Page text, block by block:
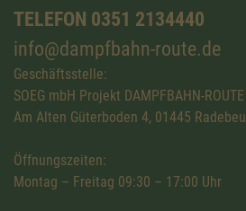
TELEFON 0351 2134440
info@dampfbahn-route.de
Geschäftsstelle:
SOEG mbH Projekt DAMPFBAHN-ROUTE
Am Alten Güterboden 4, 01445 Radebeul
Öffnungszeiten:
Montag – Freitag 09:30 – 17:00 Uhr